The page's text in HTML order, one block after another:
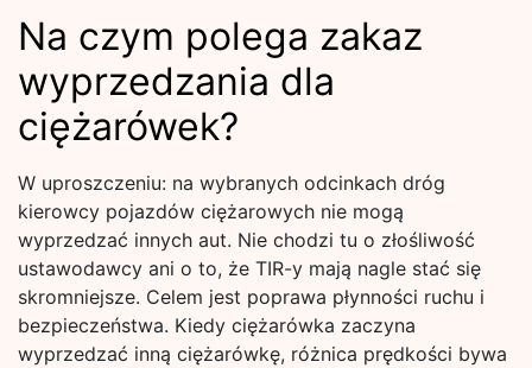
Na czym polega zakaz
wyprzedzania dla
ciężarówek?
W uproszczeniu: na wybranych odcinkach dróg
kierowcy pojazdów ciężarowych nie mogą
wyprzedzać innych aut. Nie chodzi tu o złośliwość
ustawodawcy ani o to, że TIR-y mają nagle stać się
skromniejsze. Celem jest poprawa płynności ruchu i
bezpieczeństwa. Kiedy ciężarówka zaczyna
wyprzedzać inną ciężarówkę, różnica prędkości bywa